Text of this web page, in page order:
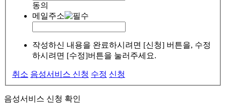
동의
메일주소
작성하신 내용을 완료하시려면 [신청] 버튼을, 수정
하시려면 [수정]버튼을 눌러주세요.
취소 음성서비스 신청 수정 신청
음성서비스 신청 확인